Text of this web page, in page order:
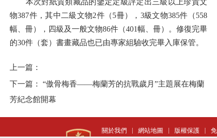
本次對紙質類藏品的鑒定定級評定出三級以上珍貴文
物387件，其中二級文物2件（5冊），3級文物385件（558
幅、冊），四級及一般文物86件（401幅、冊）。修復完畢
的30件（套）書畫藏品也已由專家組驗收完畢入庫保管。
上一篇：
下一篇： “傲骨梅香——梅蘭芳的抗戰歲月”主題展在梅蘭
芳紀念館開幕